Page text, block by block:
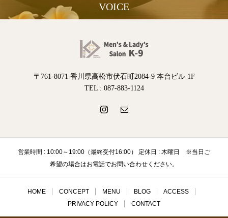
VOICE
〒761-8071 香川県高松市伏石町2084-9 本台ビル 1F
TEL : 087-883-1124
営業時間 : 10:00～19:00（最終受付16:00） 定休日 : 木曜日 ※当日ご
希望の場合はお電話でお問い合わせください。
HOME CONCEPT MENU BLOG
ACCESS
PRIVACY POLICY
CONTACT